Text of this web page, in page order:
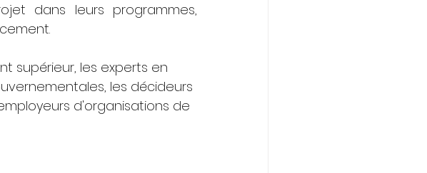
dans leurs programmes,
supérieur, les experts en
les décideurs
d'organisations de